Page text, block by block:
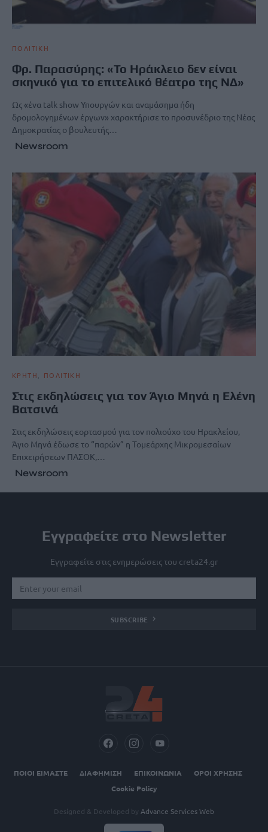
ΠΟΛΙΤΙΚΗ
Φρ. Παρασύρης: «Το Ηράκλειο δεν είναι
σκηνικό για το επιτελικό θέατρο της ΝΔ»
Ως «ένα talk show Υπουργών και αναμάσημα ήδη
δρομολογημένων έργων» χαρακτήρισε το προσυνέδριο της Νέας
Δημοκρατίας ο βουλευτής…
Newsroom
ΚΡΗΤΗ ΠΟΛΙΤΙΚΗ
Στις εκδηλώσεις για τον Άγιο Μηνά η Ελένη
Βατσινά
Στις εκδηλώσεις εορτασμού για τον πολιούχο του Ηρακλείου,
Άγιο Μηνά έδωσε το “παρών” η Τομεάρχης Μικρομεσαίων
Επιχειρήσεων ΠΑΣΟΚ,…
Newsroom
Εγγραφείτε στο Newsletter
Εγγραφείτε στις ενημερώσεις του creta24.gr
SUBSCRIBE
ΠΟΙΟΙ ΕΙΜΑΣΤΕ ΔΙΑΦΗΜΙΣΗ ΕΠΙΚΟΙΝΩΝΙΑ
ΟΡΟΙ ΧΡΗΣΗΣ
Cookie Policy
Designed & Developed by Advance Services Web